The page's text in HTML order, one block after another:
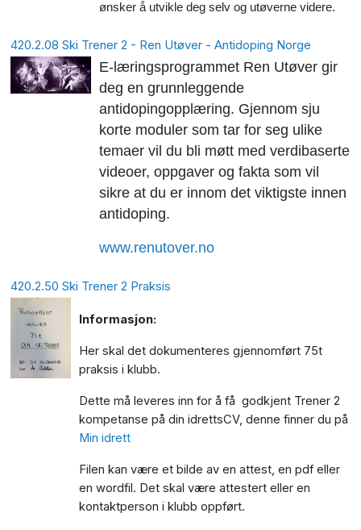
ønsker å utvikle deg selv og utøverne videre.
420.2.08 Ski Trener 2 - Ren Utøver - Antidoping Norge
E-læringsprogrammet Ren Utøver gir
deg en grunnleggende
antidopingopplæring. Gjennom sju
korte moduler som tar for seg ulike
temaer vil du bli møtt med verdibaserte
videoer, oppgaver og fakta som vil
sikre at du er innom det viktigste innen
antidoping.
www.renutover.no
420.2.50 Ski Trener 2 Praksis
Informasjon:
Her skal det dokumenteres gjennomført 75t
praksis i klubb.
Dette må leveres inn for å få godkjent Trener 2
kompetanse på din idrettsCV, denne finner du på
Min idrett
Filen kan være et bilde av en attest, en pdf eller
en wordfil. Det skal være attestert eller en
kontaktperson i klubb oppført.